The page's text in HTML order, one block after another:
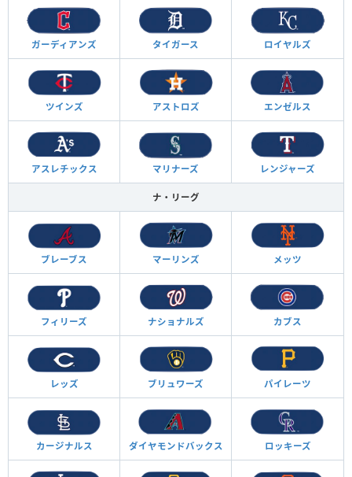
ガーディアンズ タイガース ロイヤルズ
ツインズ アストロズ エンゼルス
アスレチックス マリナーズ レンジャーズ
ナ・リーグ
ブレーブス マーリンズ メッツ
フィリーズ ナショナルズ カブス
レッズ ブリュワーズ パイレーツ
カージナルス ダイヤモンドバックス ロッキーズ